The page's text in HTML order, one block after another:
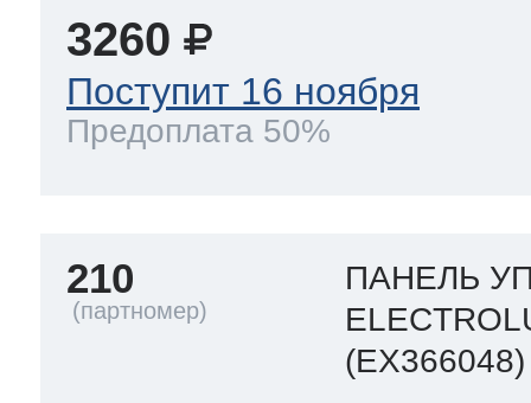
3260
Поступит 16 ноября
Предоплата 50%
210
ПАНЕЛЬ
(EX366048)